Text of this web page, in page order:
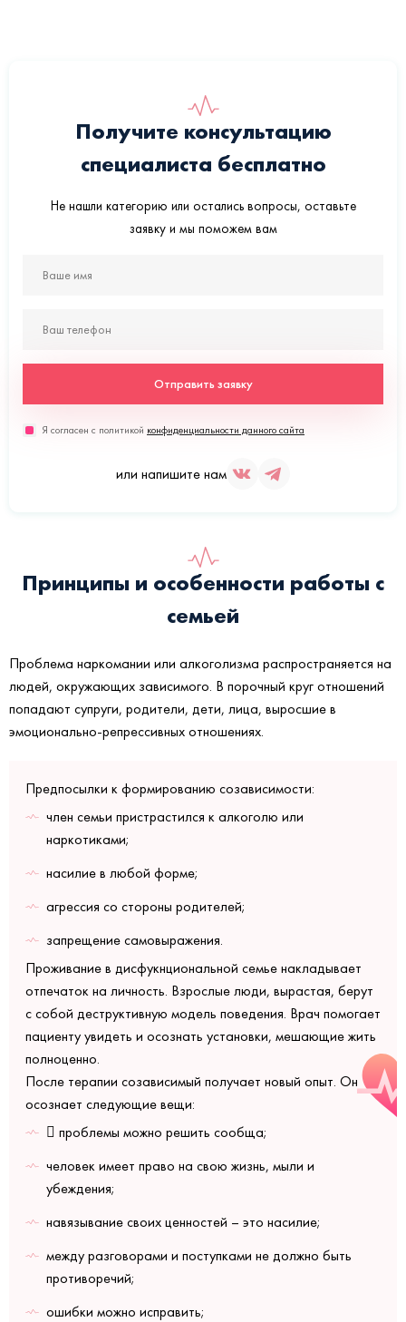
Получите консультацию
специалиста бесплатно
Не нашли категорию или остались вопросы, оставьте
заявку и мы поможем вам
Отправить заявку
Я согласен с политикой конфиденциальности данного сайта
или напишите нам
Принципы и особенности работы с
семьей
Проблема наркомании или алкоголизма распространяется на
людей, окружающих зависимого. В порочный круг отношений
попадают супруги, родители, дети, лица, выросшие в
эмоционально-репрессивных отношениях.
Предпосылки к формированию созависимости:
член семьи пристрастился к алкоголю или
наркотиками;
насилие в любой форме;
агрессия со стороны родителей;
запрещение самовыражения.
Проживание в дисфукнциональной семье накладывает
отпечаток на личность. Взрослые люди, вырастая, берут
с собой деструктивную модель поведения. Врач помогает
пациенту увидеть и осознать установки, мешающие жить
полноценно.
После терапии созависимый получает новый опыт. Он
осознает следующие вещи:
 проблемы можно решить сообща;
человек имеет право на свою жизнь, мыли и
убеждения;
навязывание своих ценностей – это насилие;
между разговорами и поступками не должно быть
противоречий;
ошибки можно исправить;